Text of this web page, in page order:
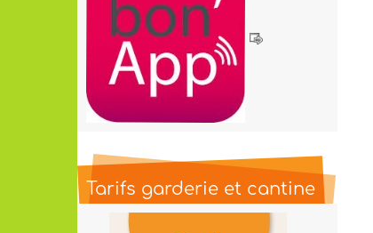
Tarifs garderie et cantine